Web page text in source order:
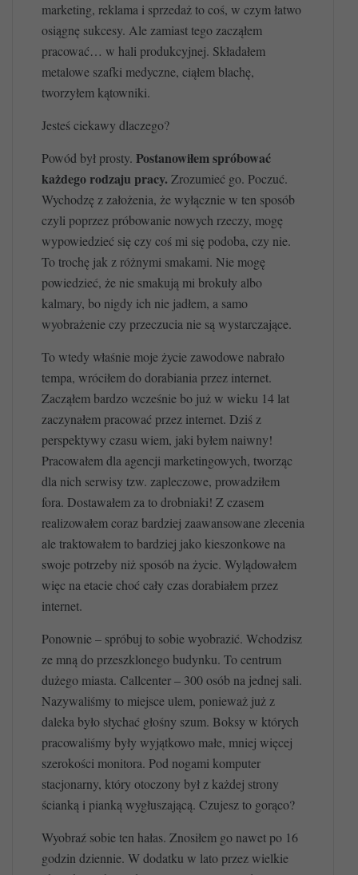
marketing, reklama i sprzedaż to coś, w czym łatwo
osiągnę sukcesy. Ale zamiast tego zacząłem
pracować… w hali produkcyjnej. Składałem
metalowe szafki medyczne, ciąłem blachę,
tworzyłem kątowniki.
Jesteś ciekawy dlaczego?
Powód był prosty. Postanowiłem spróbować
każdego rodzaju pracy. Zrozumieć go. Poczuć.
Wychodzę z założenia, że wyłącznie w ten sposób
czyli poprzez próbowanie nowych rzeczy, mogę
wypowiedzieć się czy coś mi się podoba, czy nie.
To trochę jak z różnymi smakami. Nie mogę
powiedzieć, że nie smakują mi brokuły albo
kalmary, bo nigdy ich nie jadłem, a samo
wyobrażenie czy przeczucia nie są wystarczające.
To wtedy właśnie moje życie zawodowe nabrało
tempa, wróciłem do dorabiania przez internet.
Zacząłem bardzo wcześnie bo już w wieku 14 lat
zaczynałem pracować przez internet. Dziś z
perspektywy czasu wiem, jaki byłem naiwny!
Pracowałem dla agencji marketingowych, tworząc
dla nich serwisy tzw. zapleczowe, prowadziłem
fora. Dostawałem za to drobniaki! Z czasem
realizowałem coraz bardziej zaawansowane zlecenia
ale traktowałem to bardziej jako kieszonkowe na
swoje potrzeby niż sposób na życie. Wylądowałem
więc na etacie choć cały czas dorabiałem przez
internet.
Ponownie – spróbuj to sobie wyobrazić. Wchodzisz
ze mną do przeszklonego budynku. To centrum
dużego miasta. Callcenter – 300 osób na jednej sali.
Nazywaliśmy to miejsce ulem, ponieważ już z
daleka było słychać głośny szum. Boksy w których
pracowaliśmy były wyjątkowo małe, mniej więcej
szerokości monitora. Pod nogami komputer
stacjonarny, który otoczony był z każdej strony
ścianką i pianką wygłuszającą. Czujesz to gorąco?
Wyobraź sobie ten hałas. Znosiłem go nawet po 16
godzin dziennie. W dodatku w lato przez wielkie